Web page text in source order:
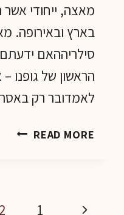
מאצה, ייחודי אשר
בארץ ובאירופה.
סילריההאם
הראשון של גופנו
לאמדובר רק
READ MORE סבון
Page
Previous
1
2